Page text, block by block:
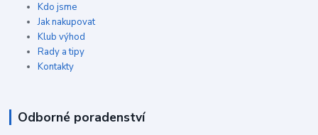
Kdo jsme
Jak nakupovat
Klub výhod
Rady a tipy
Kontakty
Odborné poradenství